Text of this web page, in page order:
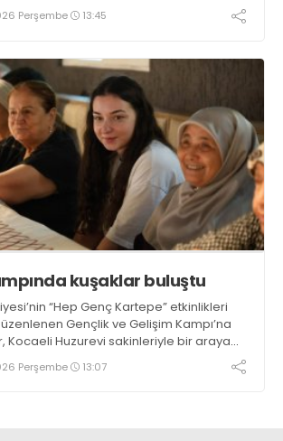
Perşembe 13:45
kuşaklar buluştu
“Hep Genç Kartepe” etkinlikleri
Gençlik ve Gelişim Kampı’na
Kocaeli Huzurevi sakinleriyle bir araya
Perşembe 13:07